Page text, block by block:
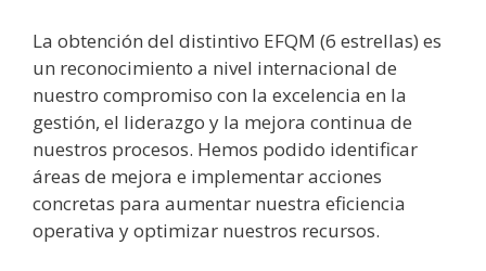
La obtención del distintivo EFQM (6 estrellas) es
un reconocimiento a nivel internacional de
nuestro compromiso con la excelencia en la
gestión, el liderazgo y la mejora continua de
nuestros procesos. Hemos podido identificar
áreas de mejora e implementar acciones
concretas para aumentar nuestra eficiencia
operativa y optimizar nuestros recursos.